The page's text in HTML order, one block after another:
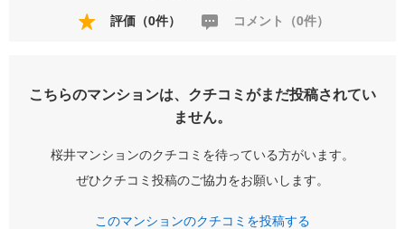
評価（0件） コメント（0件）
こちらのマンションは、クチコミがまだ投稿されてい
ません。
桜井マンションのクチコミを待っている方がいます。
ぜひクチコミ投稿のご協力をお願いします。
このマンションのクチコミを投稿する